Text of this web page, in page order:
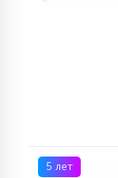
5 лет